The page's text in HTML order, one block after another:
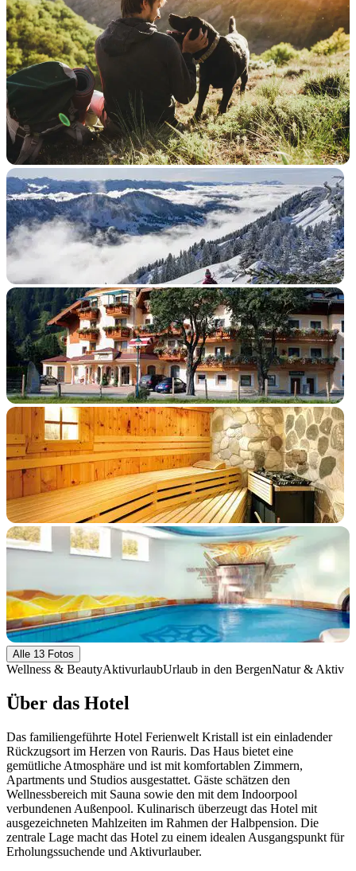
Alle 13 Fotos
Wellness & BeautyAktivurlaubUrlaub in den BergenNatur & Aktiv
Über das Hotel
Das familiengeführte Hotel Ferienwelt Kristall ist ein einladender
Rückzugsort im Herzen von Rauris. Das Haus bietet eine
gemütliche Atmosphäre und ist mit komfortablen Zimmern,
Apartments und Studios ausgestattet. Gäste schätzen den
Wellnessbereich mit Sauna sowie den mit dem Indoorpool
verbundenen Außenpool. Kulinarisch überzeugt das Hotel mit
ausgezeichneten Mahlzeiten im Rahmen der Halbpension. Die
zentrale Lage macht das Hotel zu einem idealen Ausgangspunkt für
Erholungssuchende und Aktivurlauber.